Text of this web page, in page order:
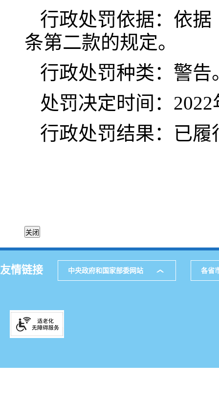
行政处罚依据：依
条第二款的规定。
行政处罚种类：警告
处罚决定时间：2022
行政处罚结果：已履
友情链接 中央政府和国家部委网站 各省